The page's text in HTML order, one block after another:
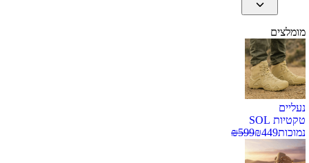
מומלצים
נעליים
טקטיות SOL
נמוכות
₪449
₪599